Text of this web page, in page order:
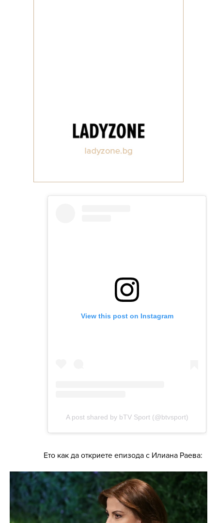
Ето как да откриете епизода с Илиана Раева: